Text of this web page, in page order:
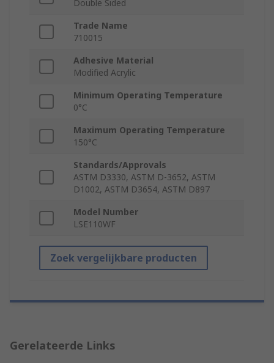
Double Sided
Trade Name
710015
Adhesive Material
Modified Acrylic
Minimum Operating Temperature
0°C
Maximum Operating Temperature
150°C
Standards/Approvals
ASTM D3330, ASTM D-3652, ASTM
D1002, ASTM D3654, ASTM D897
Model Number
LSE110WF
Zoek vergelijkbare producten
Gerelateerde Links